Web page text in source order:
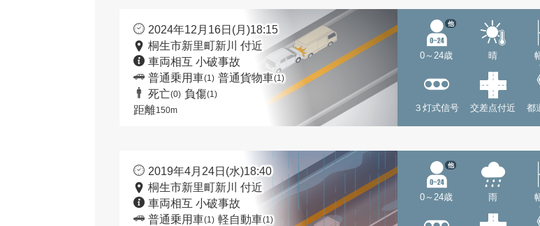
2024年12月16日(月)18:15
桐生市新里町新川 付近
車両相互 小破事故
普通乗用車(1) 普通貨物車(1)
死亡(0) 負傷(1)
距離150m
0～24歳
他
晴
３灯式信号 交差点付近 都
2019年4月24日(水)18:40
桐生市新里町新川 付近
車両相互 小破事故
普通乗用車(1) 軽自動車(1)
0～24歳
他
雨